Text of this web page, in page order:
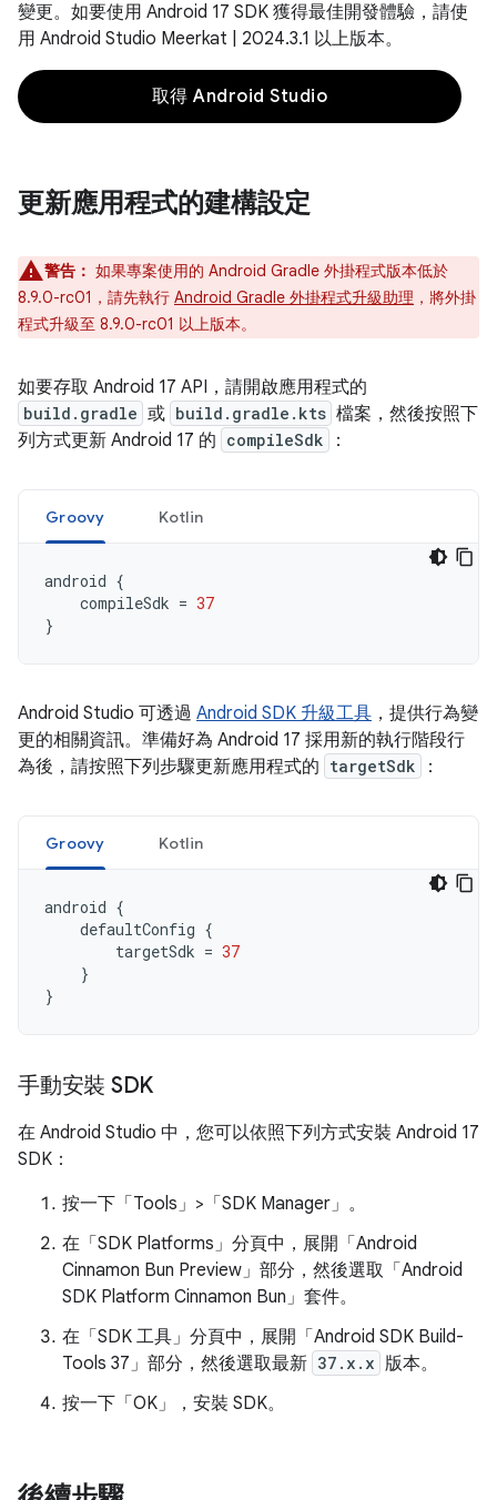
變更。如要使用 Android 17 SDK 獲得最佳開發體驗，請使
用 Android Studio Meerkat | 2024.3.1 以上版本。
取得 Android Studio
更新應用程式的建構設定
警告： 如果專案使用的 Android Gradle 外掛程式版本低於
8.9.0-rc01，請先執行 Android Gradle 外掛程式升級助理 ，將外掛
程式升級至 8.9.0-rc01 以上版本。
如要存取 Android 17 API，請開啟應用程式的
build.gradle 或 build.gradle.kts 檔案，然後按照下
列方式更新 Android 17 的 compileSdk ：
Groovy Kotlin
android {
compileSdk = 37
}
Android Studio 可透過 Android SDK 升級工具 ，提供行為變
更的相關資訊。準備好為 Android 17 採用新的執行階段行
為後，請按照下列步驟更新應用程式的 targetSdk ：
Groovy Kotlin
android {
defaultConfig {
targetSdk = 37
}
}
手動安裝 SDK
在 Android Studio 中，您可以依照下列方式安裝 Android 17
SDK：
按一下「Tools」>「SDK Manager」 。
在「SDK Platforms」 分頁中，展開「Android
Cinnamon Bun Preview」 部分，然後選取「Android
SDK Platform Cinnamon Bun」 套件。
在「SDK 工具」 分頁中，展開「Android SDK Build-
Tools 37」 部分，然後選取最新 37.x.x 版本。
按一下「OK」
，安裝 SDK。